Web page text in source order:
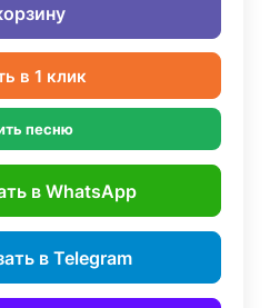
в 1 клик
песню
в WhatsApp
в Telegram